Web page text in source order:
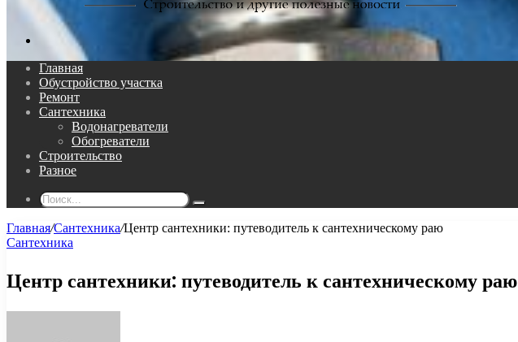
Поиск...
Главная
Обустройство участка
Ремонт
Сантехника
Водонагреватели
Обогреватели
Строительство
Разное
Поиск...
Главная/Сантехника/Центр сантехники: путеводитель к сантехническому раю
Сантехника
Центр сантехники: путеводитель к сантехническому раю